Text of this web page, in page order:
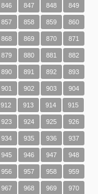
846 847 848 849
857 858 859 860
868 869 870 871
879 880 881 882
890 891 892 893
901 902 903 904
912 913 914 915
923 924 925 926
934 935 936 937
945 946 947 948
956 957 958 959
967 968 969 970